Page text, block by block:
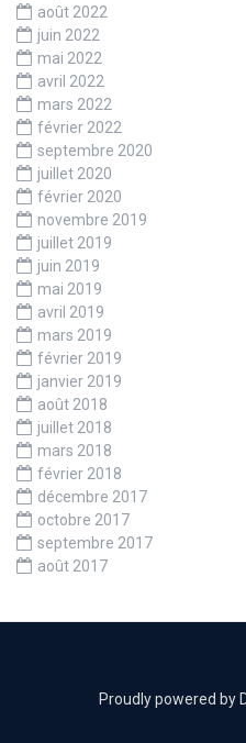
août 2022
juin 2022
mai 2022
avril 2022
mars 2022
février 2022
septembre 2020
juillet 2020
février 2020
novembre 2019
juillet 2019
juin 2019
mai 2019
avril 2019
mars 2019
février 2019
janvier 2019
août 2018
juillet 2018
mars 2018
février 2018
décembre 2017
octobre 2017
septembre 2017
août 2017
Proudly powered by